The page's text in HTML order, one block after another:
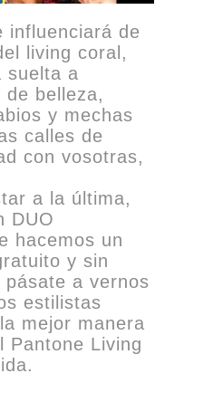
influenciará de
living coral,
suelta a
belleza,
y mechas
calles de
con vosotras,
a la última,
DUO
hacemos un
y sin
pásate a vernos
estilistas
mejor manera
Pantone Living